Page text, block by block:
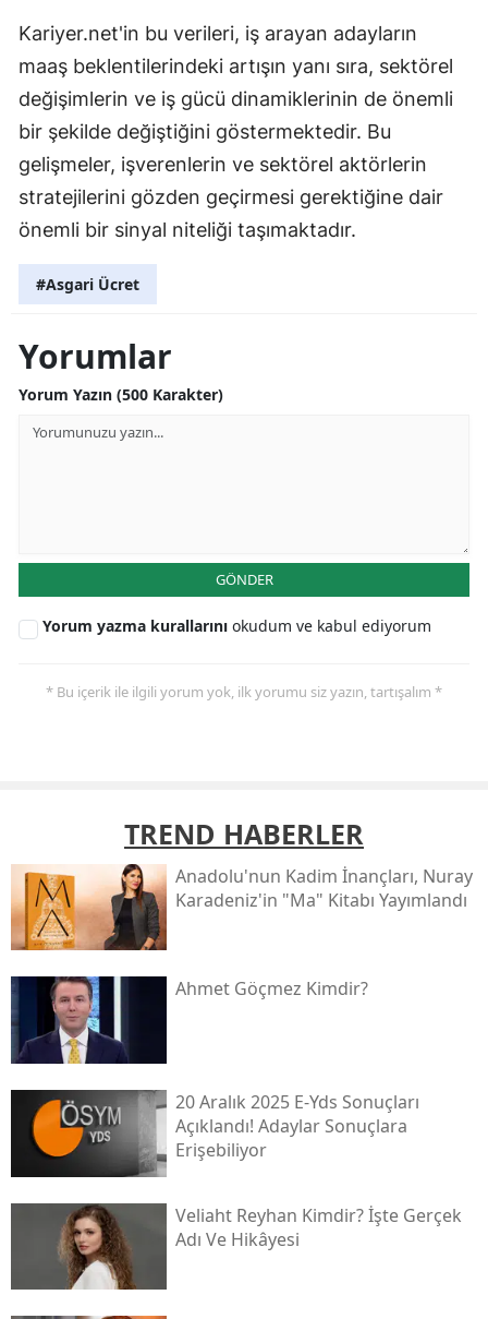
Kariyer.net'in bu verileri, iş arayan adayların
maaş beklentilerindeki artışın yanı sıra, sektörel
değişimlerin ve iş gücü dinamiklerinin de önemli
bir şekilde değiştiğini göstermektedir. Bu
gelişmeler, işverenlerin ve sektörel aktörlerin
stratejilerini gözden geçirmesi gerektiğine dair
önemli bir sinyal niteliği taşımaktadır.
#Asgari Ücret
Yorumlar
Yorum Yazın (500 Karakter)
GÖNDER
Yorum yazma kurallarını okudum ve kabul ediyorum
* Bu içerik ile ilgili yorum yok, ilk yorumu siz yazın, tartışalım *
TREND HABERLER
Anadolu'nun Kadim İnançları, Nuray
Karadeniz'in "ma" Kitabı Yayımlandı
Ahmet Göçmez Kimdir?
20 Aralık 2025 E-Yds Sonuçları
Açıklandı! Adaylar Sonuçlara
Erişebiliyor
Veliaht Reyhan Kimdir? İşte Gerçek
Adı Ve Hikâyesi